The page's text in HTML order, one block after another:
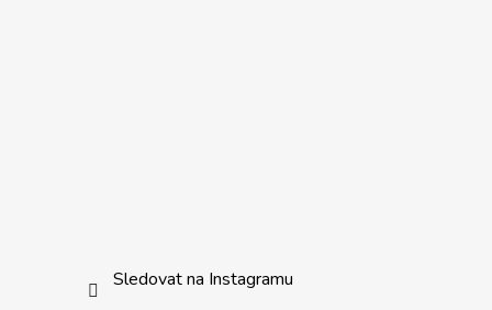
Sledovat na Instagramu